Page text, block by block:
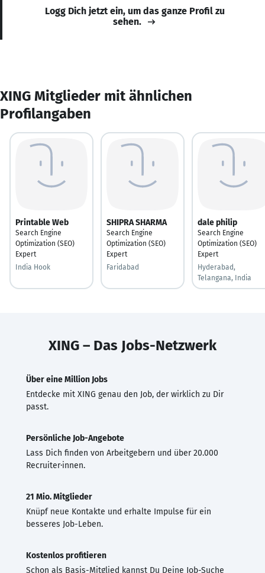
Logg Dich jetzt ein, um das ganze Profil zu
sehen.
XING Mitglieder mit ähnlichen
Profilangaben
Printable Web
Search Engine
Optimization (SEO)
Expert
India Hook
SHIPRA SHARMA
Search Engine
Optimization (SEO)
Expert
Faridabad
dale philip
Search Engine
Optimization (SEO)
Expert
Hyderabad,
Telangana, India
XING – Das Jobs-Netzwerk
Über eine Million Jobs
Entdecke mit XING genau den Job, der wirklich zu Dir
passt.
Persönliche Job-Angebote
Lass Dich finden von Arbeitgebern und über 20.000
Recruiter·innen.
21 Mio. Mitglieder
Knüpf neue Kontakte und erhalte Impulse für ein
besseres Job-Leben.
Kostenlos profitieren
Schon als Basis-Mitglied kannst Du Deine Job-Suche